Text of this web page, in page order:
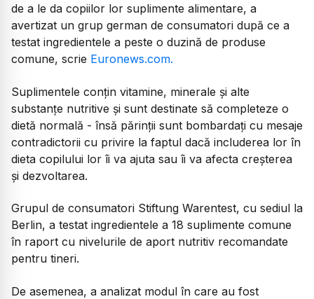
de a le da copiilor lor suplimente alimentare, a
avertizat un grup german de consumatori după ce a
testat ingredientele a peste o duzină de produse
comune, scrie Euronews.com.
Suplimentele conțin vitamine, minerale și alte
substanțe nutritive și sunt destinate să completeze o
dietă normală - însă părinții sunt bombardați cu mesaje
contradictorii cu privire la faptul dacă includerea lor în
dieta copilului lor îi va ajuta sau îi va afecta creșterea
și dezvoltarea.
Grupul de consumatori Stiftung Warentest, cu sediul la
Berlin, a testat ingredientele a 18 suplimente comune
în raport cu nivelurile de aport nutritiv recomandate
pentru tineri.
De asemenea, a analizat modul în care au fost